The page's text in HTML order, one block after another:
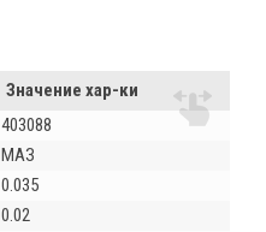
Значение хар-ки
403088
МАЗ
0.035
0.02